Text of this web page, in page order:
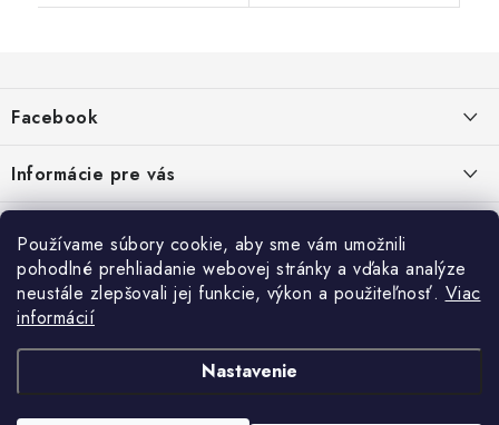
Používame súbory cookie, aby sme vám umožnili
pohodlné prehliadanie webovej stránky a vďaka analýze
neustále zlepšovali jej funkcie, výkon a použiteľnosť. Viac
informácií
Nastavenie
p
ä
t
i
Facebook
Informácie pre vás
Dopravné a platobné podmienky
Galéria od Zákaznikov
Kontakt
Blog
Krycie plachty, ešte lepšia kvalita
TIPY A RADY AKO SADIŤ DO SKLENÍKA
NÁVOD NA MONTÁŽ RETRO BICYKLA
Obchodné podmienky Ochrana osobných údajov
Alternatívne riešenie sporov online - RSO ČO SÚ TO „COOKIES“?